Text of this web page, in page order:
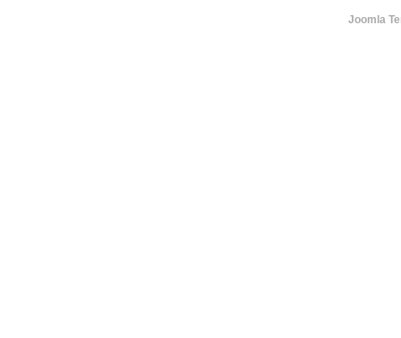
Joomla